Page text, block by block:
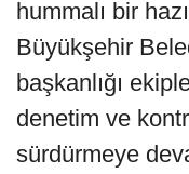
hummalı bir
Büyükşehir
başkanlığı
denetim ve
sürdürmeye